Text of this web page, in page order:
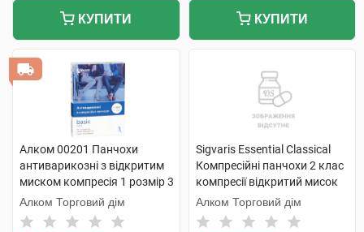
КУПИТИ КУПИТИ
Алком 00201 Панчохи
антиварикозні з відкритим
миском компресія 1 розмір 3
бежевий 1 пара
Алком Торговий дім
Sigvaris Essential Classical
Компресійні панчохи 2 клас
компресії відкритий мисок
розмір L long 1 пара
Алком Торговий дім